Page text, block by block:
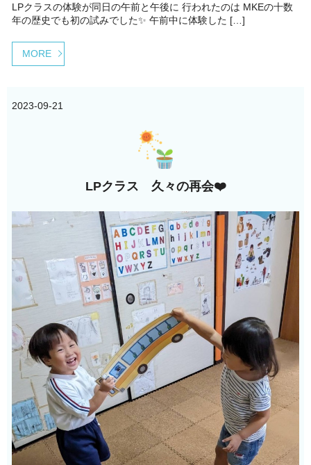
LPクラスの体験が同日の午前と午後に 行われたのは MKEの十数
年の歴史でも初の試みでした✨ 午前中に体験した […]
MORE
2023-09-21
LPクラス 久々の再会❤️